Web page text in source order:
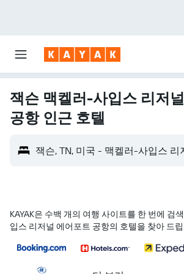
잭슨 맥켈러-사입스 리저
공항 인근 호텔
잭슨, TN, 미국 - 맥켈러-사입스 리
KAYAK은 수백 개의 여행 사이트를 한 번에 검
입스 리저널 에어포트 공항의 호텔을 찾아 드